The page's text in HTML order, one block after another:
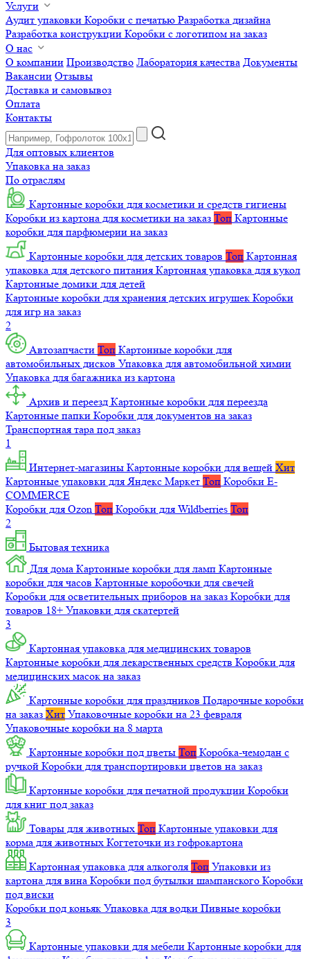
Услуги
Аудит упаковки Коробки с печатью Разработка дизайна
Разработка конструкции Коробки с логотипом на заказ
О нас
О компании Производство Лаборатория качества Документы
Вакансии Отзывы
Доставка и самовывоз
Оплата
Контакты
Для оптовых клиентов
Упаковка на заказ
По отраслям
Картонные коробки для косметики и средств гигиены
Коробки из картона для косметики на заказ Топ Картонные
коробки для парфюмерии на заказ
Картонные коробки для детских товаров Топ Картонная
упаковка для детского питания Картонная упаковка для кукол
Картонные домики для детей
Картонные коробки для хранения детских игрушек Коробки
для игр на заказ
2
Автозапчасти Топ Картонные коробки для
автомобильных дисков Упаковка для автомобильной химии
Упаковка для багажника из картона
Архив и переезд Картонные коробки для переезда
Картонные папки Коробки для документов на заказ
Транспортная тара под заказ
1
Интернет-магазины Картонные коробки для вещей Хит
Картонные упаковки для Яндекс Маркет Топ Коробки E-
COMMERCE
Коробки для Ozon Топ Коробки для Wildberries Топ
2
Бытовая техника
Для дома Картонные коробки для ламп Картонные
коробки для часов Картонные коробочки для свечей
Коробки для осветительных приборов на заказ Коробки для
товаров 18+ Упаковки для скатертей
3
Картонная упаковка для медицинских товаров
Картонные коробки для лекарственных средств Коробки для
медицинских масок на заказ
Картонные коробки для праздников Подарочные коробки
на заказ Хит Упаковочные коробки на 23 февраля
Упаковочные коробки на 8 марта
Картонные коробки под цветы Топ Коробка-чемодан с
ручкой Коробки для транспортировки цветов на заказ
Картонные коробки для печатной продукции Коробки
для книг под заказ
Товары для животных Топ Картонные упаковки для
корма для животных Когтеточки из гофрокартона
Картонная упаковка для алкоголя Топ Упаковки из
картона для вина Коробки под бутылки шампанского Коробки
под виски
Коробки под коньяк Упаковка для водки Пивные коробки
3
Картонные упаковки для мебели Картонные коробки для